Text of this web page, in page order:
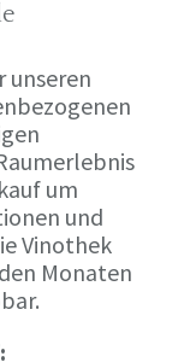
unseren
um
und
Vinothek
Monaten